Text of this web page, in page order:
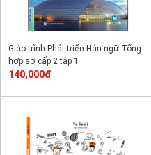
Giáo trình Phát triển Hán ngữ Tổng
hợp sơ cấp 2 tập 1
140,000đ